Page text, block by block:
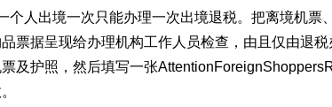
个人出境一次只能办理一次出境退税。把离境机票
票据呈现给办理机构工作人员检查，由且仅由退
及护照，然后填写一张